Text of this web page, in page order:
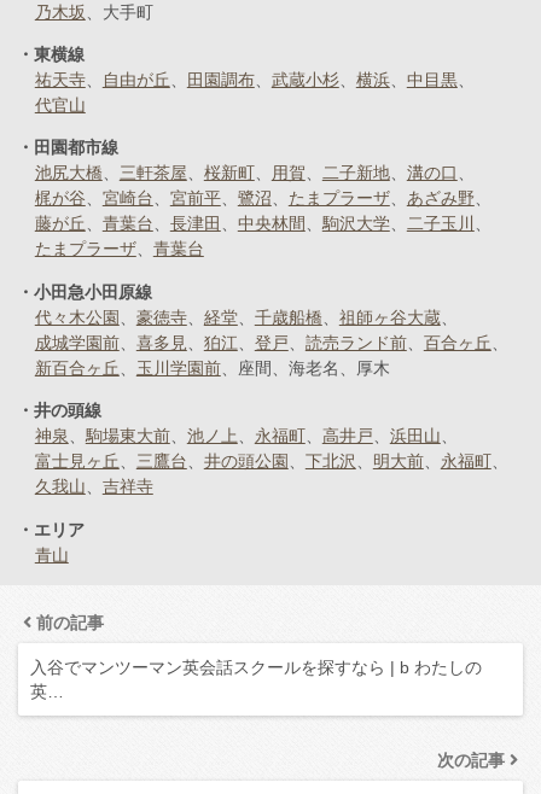
乃木坂
大手町
東横線
祐天寺
自由が丘 田園調布 武蔵小杉 横浜
中目黒
代官山
田園都市線
池尻大橋
三軒茶屋 桜新町 用賀 二子新地
溝の口
梶が谷
宮崎台 宮前平 鷺沼 たまプラーザ
あざみ野
藤が丘
青葉台 長津田 中央林間 駒沢大学
二子玉川
たまプラーザ
青葉台
小田急小田原線
代々木公園
豪徳寺 経堂 千歳船橋
祖師ヶ谷大蔵
成城学園前
喜多見 狛江 登戸 読売ランド前
百合ヶ丘
新百合ヶ丘
玉川学園前 座間 海老名 厚木
井の頭線
神泉
駒場東大前 池ノ上 永福町 高井戸
浜田山
富士見ヶ丘
三鷹台 井の頭公園 下北沢 明大前
永福町
久我山
吉祥寺
エリア
青山
前の記事
入谷でマンツーマン英会話スクールを探すなら | b わたしの
英…
次の記事